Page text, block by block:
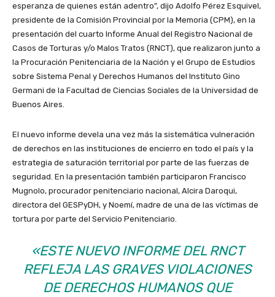
esperanza de quienes están adentro”, dijo Adolfo Pérez Esquivel,
presidente de la Comisión Provincial por la Memoria (CPM), en la
presentación del cuarto Informe Anual del Registro Nacional de
Casos de Torturas y/o Malos Tratos (RNCT), que realizaron junto a
la Procuración Penitenciaria de la Nación y el Grupo de Estudios
sobre Sistema Penal y Derechos Humanos del Instituto Gino
Germani de la Facultad de Ciencias Sociales de la Universidad de
Buenos Aires.
El nuevo informe devela una vez más la sistemática vulneración
de derechos en las instituciones de encierro en todo el país y la
estrategia de saturación territorial por parte de las fuerzas de
seguridad. En la presentación también participaron Francisco
Mugnolo, procurador penitenciario nacional, Alcira Daroqui,
directora del GESPyDH, y Noemí, madre de una de las víctimas de
tortura por parte del Servicio Penitenciario.
«ESTE NUEVO INFORME DEL RNCT
REFLEJA LAS GRAVES VIOLACIONES
DE DERECHOS HUMANOS QUE